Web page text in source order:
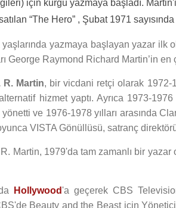
için kurgu yazmaya başladı.
“The Hero” , Şubat 1971 sayısında
yazmaya başlayan yazar ilk
George Raymond Richard Martin’in en
R. Martin, bir vicdani retçi olarak 1972-
hizmet yaptı. Ayrıca 1973-
yönetti ve 1976-1978 yılları arasında
VISTA Gönüllüsü, satranç
Martin, 1979'da tam zamanlı bir
Hollywood 'a geçerek CBS
Beauty and the Beast için Yönetici